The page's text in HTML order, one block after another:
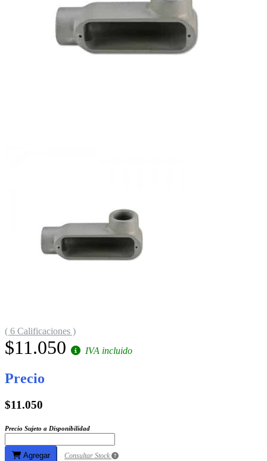
( 6 Calificaciones )
$11.050 IVA incluido
Precio
$11.050
Precio Sujeto a Disponibilidad
Agregar Consultar Stock